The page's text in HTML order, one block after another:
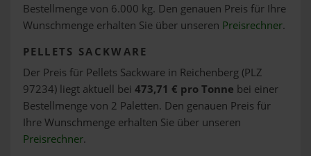
Bestellmenge von 6.000 kg. Den genauen Preis für Ihre
Wunschmenge erhalten Sie über unseren Preisrechner.
PELLETS SACKWARE
Der Preis für Pellets Sackware in Reichenberg (PLZ
97234) liegt aktuell bei 473,71 € pro Tonne bei einer
Bestellmenge von 2 Paletten. Den genauen Preis für
Ihre Wunschmenge erhalten Sie über unseren
Preisrechner.